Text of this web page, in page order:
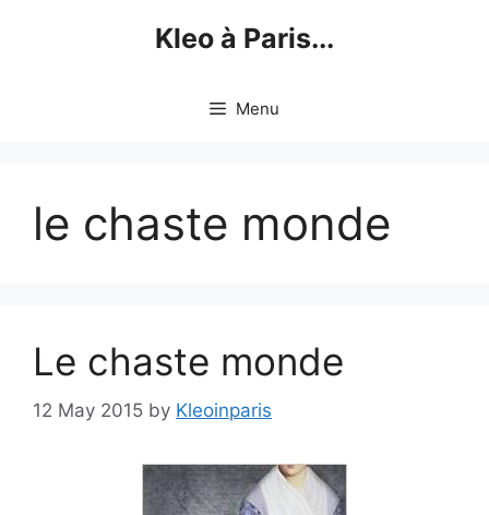
Kleo à Paris...
Menu
le chaste monde
Le chaste monde
12 May 2015 by Kleoinparis